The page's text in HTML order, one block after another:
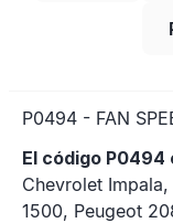
P0494 - FAN
El código P0494
Chevrolet
1500, Peugeot